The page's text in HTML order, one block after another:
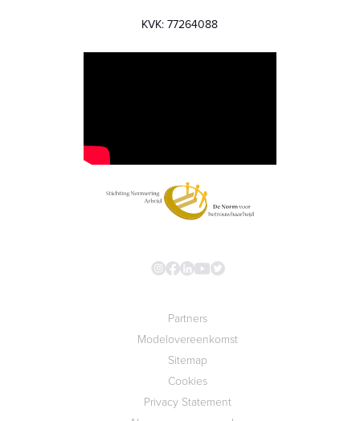
KVK: 77264088
Privacy Statement
Cookies
Sitemap
Modelovereenkomst
Partners